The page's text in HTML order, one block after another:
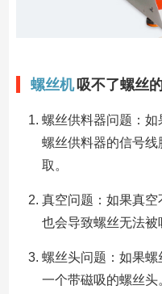
螺丝机吸不了螺丝
螺丝供料器问题：
螺丝供料器的信号
取。
真空问题：如果真空
也会导致螺丝无法被
螺丝头问题：如果
一个带磁吸的螺丝头